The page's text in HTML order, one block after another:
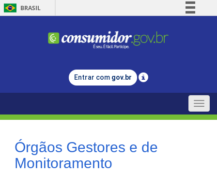
BRASIL
Comunica BR
Legislação
Entrar com gov.br
Toggle
Órgãos Gestores e de
Monitoramento